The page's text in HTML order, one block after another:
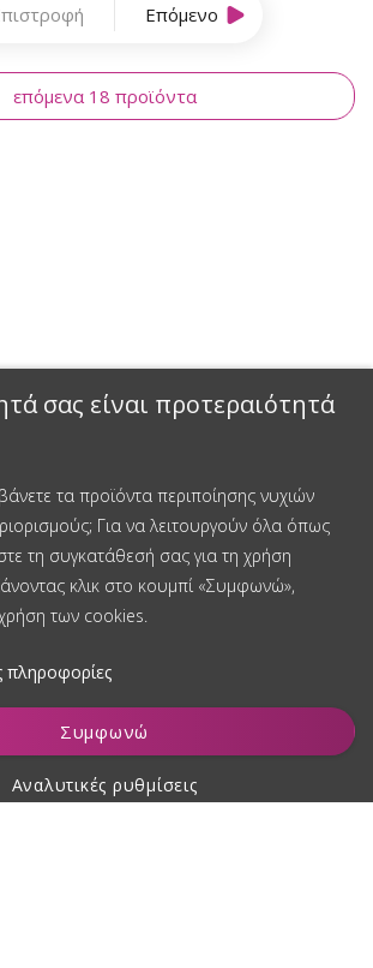
σας είναι προτεραιότητά
τα προϊόντα περιποίησης νυχιών
Για να λειτουργούν όλα όπως
τη συγκατάθεσή σας για τη χρήση
κλικ στο κουμπί «Συμφωνώ»,
των cookies.
πληροφορίες
Συμφωνώ
Αναλυτικές ρυθμίσεις
Επόμενο
επόμενα 18 προϊόντα